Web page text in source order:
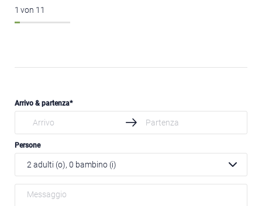
1 von 11
Arrivo & partenza
Persone
2adulti (o), 0 bambino (i)